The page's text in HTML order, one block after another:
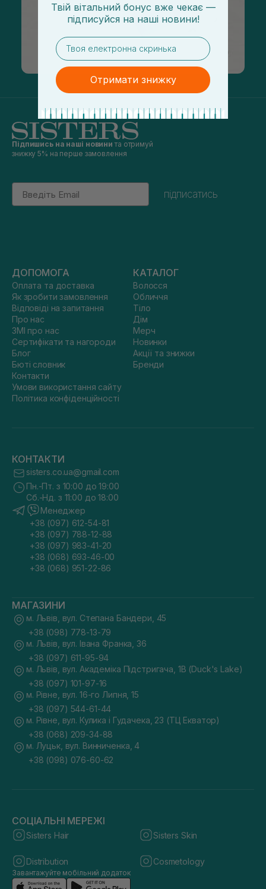
Підпишись на наші новини та отримуй
знижку 5% на перше замовлення
Email
підписатись
ДОПОМОГА
Оплата та доставка
Як зробити замовлення
Відповіді на запитання
Про нас
ЗМІ про нас
Сертифікати та нагороди
Блог
Бюті словник
Контакти
Умови використання сайту
Політика конфіденційності
КАТАЛОГ
Волосся
Обличчя
Тіло
Дім
Мерч
Новинки
Акції та знижки
Бренди
КОНТАКТИ
sisters.co.ua@gmail.com
Пн.-Пт. з 10:00 до 19:00
Сб.-Нд. з 11:00 до 18:00
Менеджер
+38 (097) 612-54-81
+38 (097) 788-12-88
+38 (097) 983-41-20
+38 (068) 693-46-00
+38 (068) 951-22-86
МАГАЗИНИ
м. Львів, вул. Степана Бандери, 45
+38 (098) 778-13-79
м. Львів, вул. Івана Франка, 36
+38 (097) 611-95-94
м. Львів, вул. Академіка Підстригача, 1В (Duck's Lake)
+38 (097) 101-97-16
м. Рівне, вул. 16-го Липня, 15
+38 (097) 544-61-44
м. Рівне, вул. Кулика і Гудачека, 23 (ТЦ Екватор)
+38 (068) 209-34-88
м. Луцьк, вул. Винниченка, 4
+38 (098) 076-60-62
СОЦІАЛЬНІ МЕРЕЖІ
Sisters Hair Sisters Skin
Distribution Cosmetology
Завантажуйте мобільний додаток
Твій вітальний бонус вже чекає —
підписуйся на наші новини!
email
Отримати знижку